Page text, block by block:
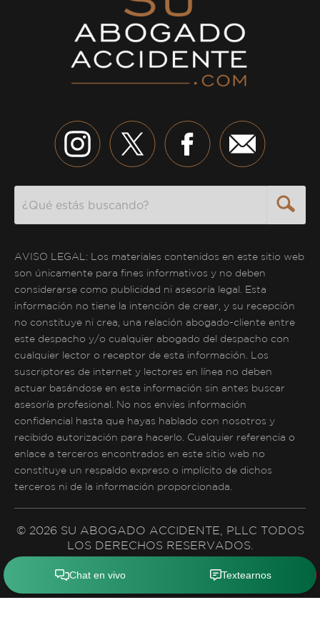
AVISO LEGAL: Los materiales contenidos en este sitio web
son únicamente para fines informativos y no deben
considerarse como publicidad ni asesoría legal. Esta
información no tiene la intención de crear, y su recepción
no constituye ni crea, una relación abogado-cliente entre
este despacho y/o cualquier abogado del despacho con
cualquier lector o receptor de esta información. Los
suscriptores de internet y lectores en línea no deben
actuar basándose en esta información sin antes buscar
asesoría profesional. No nos envíes información
confidencial hasta que hayas hablado con nosotros y
recibido autorización para hacerlo. Cualquier referencia o
enlace a terceros encontrados en este sitio web no
constituye un respaldo expreso o implícito de dichos
terceros ni de la información proporcionada.
© 2026 SU ABOGADO ACCIDENTE, PLLC TODOS
LOS DERECHOS RESERVADOS.